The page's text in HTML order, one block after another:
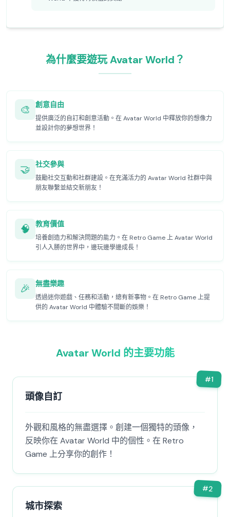
為什麼要遊玩 Avatar World？
🎨 創意自由
提供廣泛的自訂和創意活動。在 Avatar World 中釋放你的想像力
並設計你的夢想世界！
🤝 社交參與
鼓勵社交互動和社群建設。在充滿活力的 Avatar World 社群中與
朋友聯繫並結交新朋友！
🧠 教育價值
培養創造力和解決問題的能力。在 Retro Game 上 Avatar World
引人入勝的世界中，邊玩邊學邊成長！
🎉 無盡樂趣
透過迷你遊戲、任務和活動，總有新事物。在 Retro Game 上提
供的 Avatar World 中體驗不間斷的娛樂！
Avatar World 的主要功能
#1
頭像自訂
外觀和風格的無盡選擇。創建一個獨特的頭像，
反映你在 Avatar World 中的個性。在 Retro
Game 上分享你的創作！
#2
城市探索